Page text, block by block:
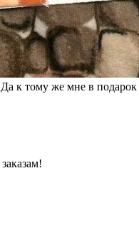
к тому же мне в